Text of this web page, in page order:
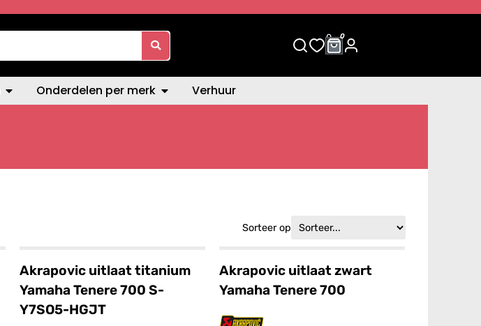
0 0
Onderdelen per merk Verhuur
Sorteer op
Akrapovic uitlaat titanium
Yamaha Tenere 700 S-
Y7SO5-HGJT
Akrapovic uitlaat zwart
Yamaha Tenere 700